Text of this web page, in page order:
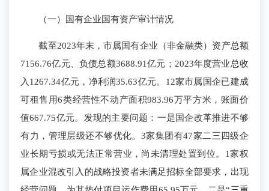
（一）国有企业国有资产审计情况
截至2023年末，市属国有企业（非金融类） 资产总额
7156.76亿元、负债总额3688.91亿元；2023年度营业总收
入1267.34亿元，净利润35.63亿元。 12家市属国企已建成
可租售用6类经营性不动产面积983.96万平方米 ，账面价
值667.75亿元。 发现的主要问题：一是国企改革推进不够
有力，管理层级还不够优化。 3家集团有47家二三四级企
业长期亏损或无法正常营业 ，尚未清理处置到位。 1家权
属企业混改引入的战略投资者未满足招标全部要求 ，出现